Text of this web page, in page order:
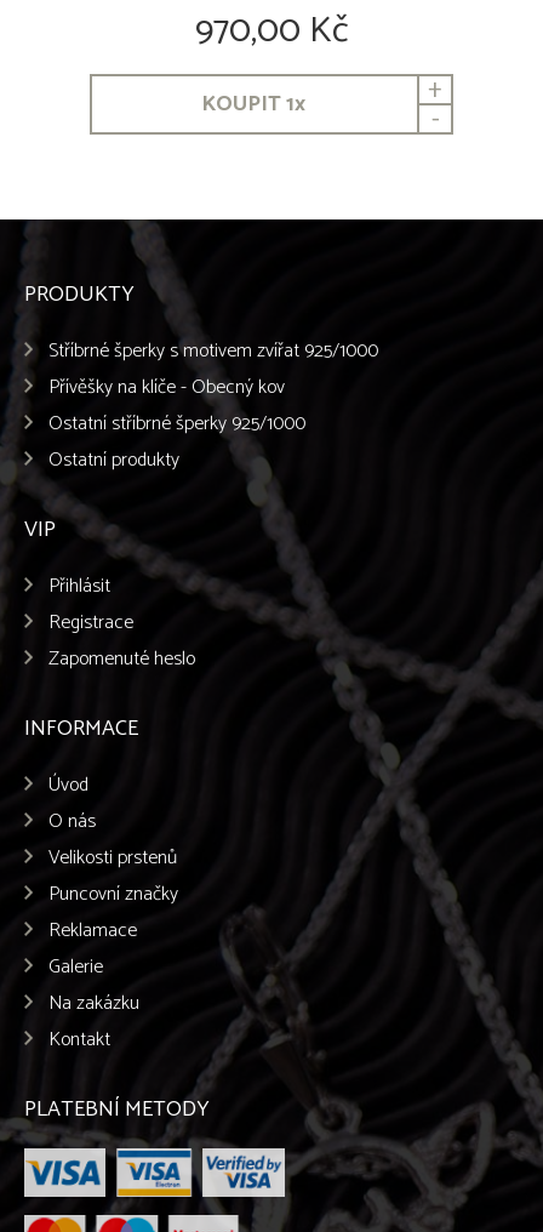
970,00 Kč
KOUPIT1x +
-
PRODUKTY
Stříbrné šperky s motivem zvířat 925/1000
Přívěšky na klíče - Obecný kov
Ostatní stříbrné šperky 925/1000
Ostatní produkty
VIP
Přihlásit
Registrace
Zapomenuté heslo
INFORMACE
Úvod
O nás
Velikosti prstenů
Puncovní značky
Reklamace
Galerie
Na zakázku
Kontakt
PLATEBNÍ METODY